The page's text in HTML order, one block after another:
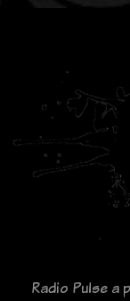
Radio Pulse a